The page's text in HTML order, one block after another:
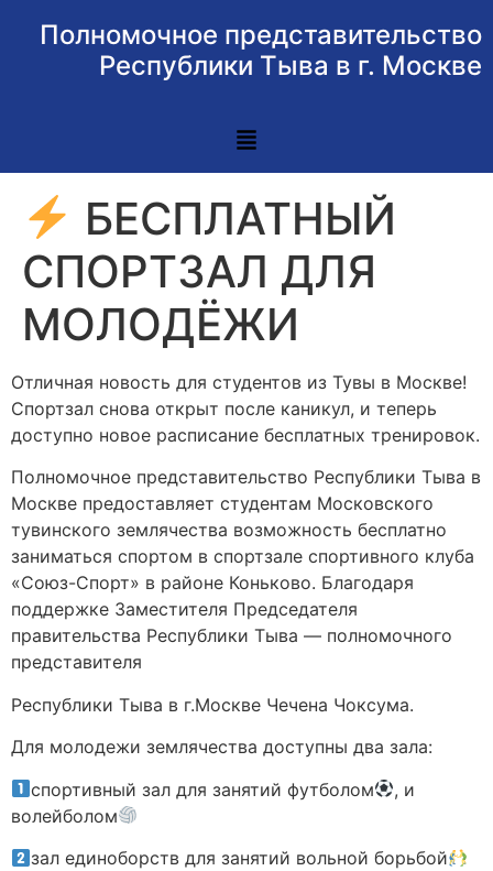
Полномочное представительство
Республики Тыва в г. Москве
БЕСПЛАТНЫЙ
СПОРТЗАЛ ДЛЯ
МОЛОДЁЖИ
Отличная новость для студентов из Тувы в Москве!
Спортзал снова открыт после каникул, и теперь
доступно новое расписание бесплатных тренировок.
Полномочное представительство Республики Тыва в
Москве предоставляет студентам Московского
тувинского землячества возможность бесплатно
заниматься спортом в спортзале спортивного клуба
«Союз-Спорт» в районе Коньково. Благодаря
поддержке Заместителя Председателя
правительства Республики Тыва — полномочного
представителя
Республики Тыва в г.Москве Чечена Чоксума.
Для молодежи землячества доступны два зала:
спортивный зал для занятий футболом
, и
волейболом
зал единоборств для занятий вольной борьбой